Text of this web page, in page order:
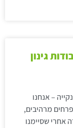
גינון
– אנחנו
מרהיבים,
אחרי שסיימנו